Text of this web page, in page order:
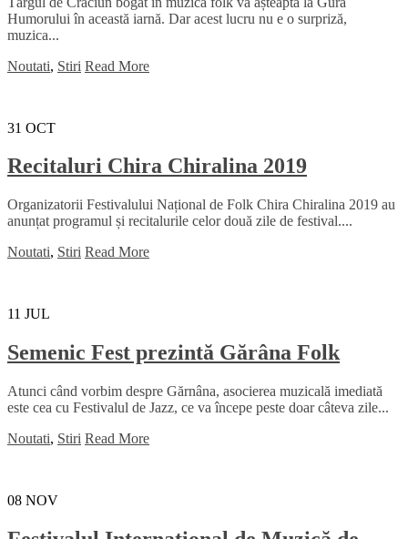
Humorului în această iarnă. Dar acest lucru nu e o surpriză,
muzica...
Noutati, Stiri Read More
31 OCT
Recitaluri Chira Chiralina 2019
Organizatorii Festivalului Național de Folk Chira Chiralina 2019 au
anunțat programul și recitalurile celor două zile de festival....
Noutati, Stiri Read More
11 JUL
Semenic Fest prezintă Gărâna Folk
Atunci când vorbim despre Gărnâna, asocierea muzicală imediată
este cea cu Festivalul de Jazz, ce va începe peste doar câteva zile...
Noutati, Stiri Read More
08 NOV